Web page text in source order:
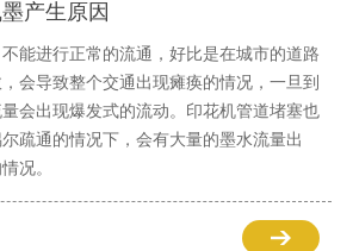
产生原因
能进行正常的流通，好比是在城市的道路
会导致整个交通出现瘫痪的情况，一旦到
会出现爆发式的流动。印花机管道堵塞也
疏通的情况下，会有大量的墨水流量出
况。